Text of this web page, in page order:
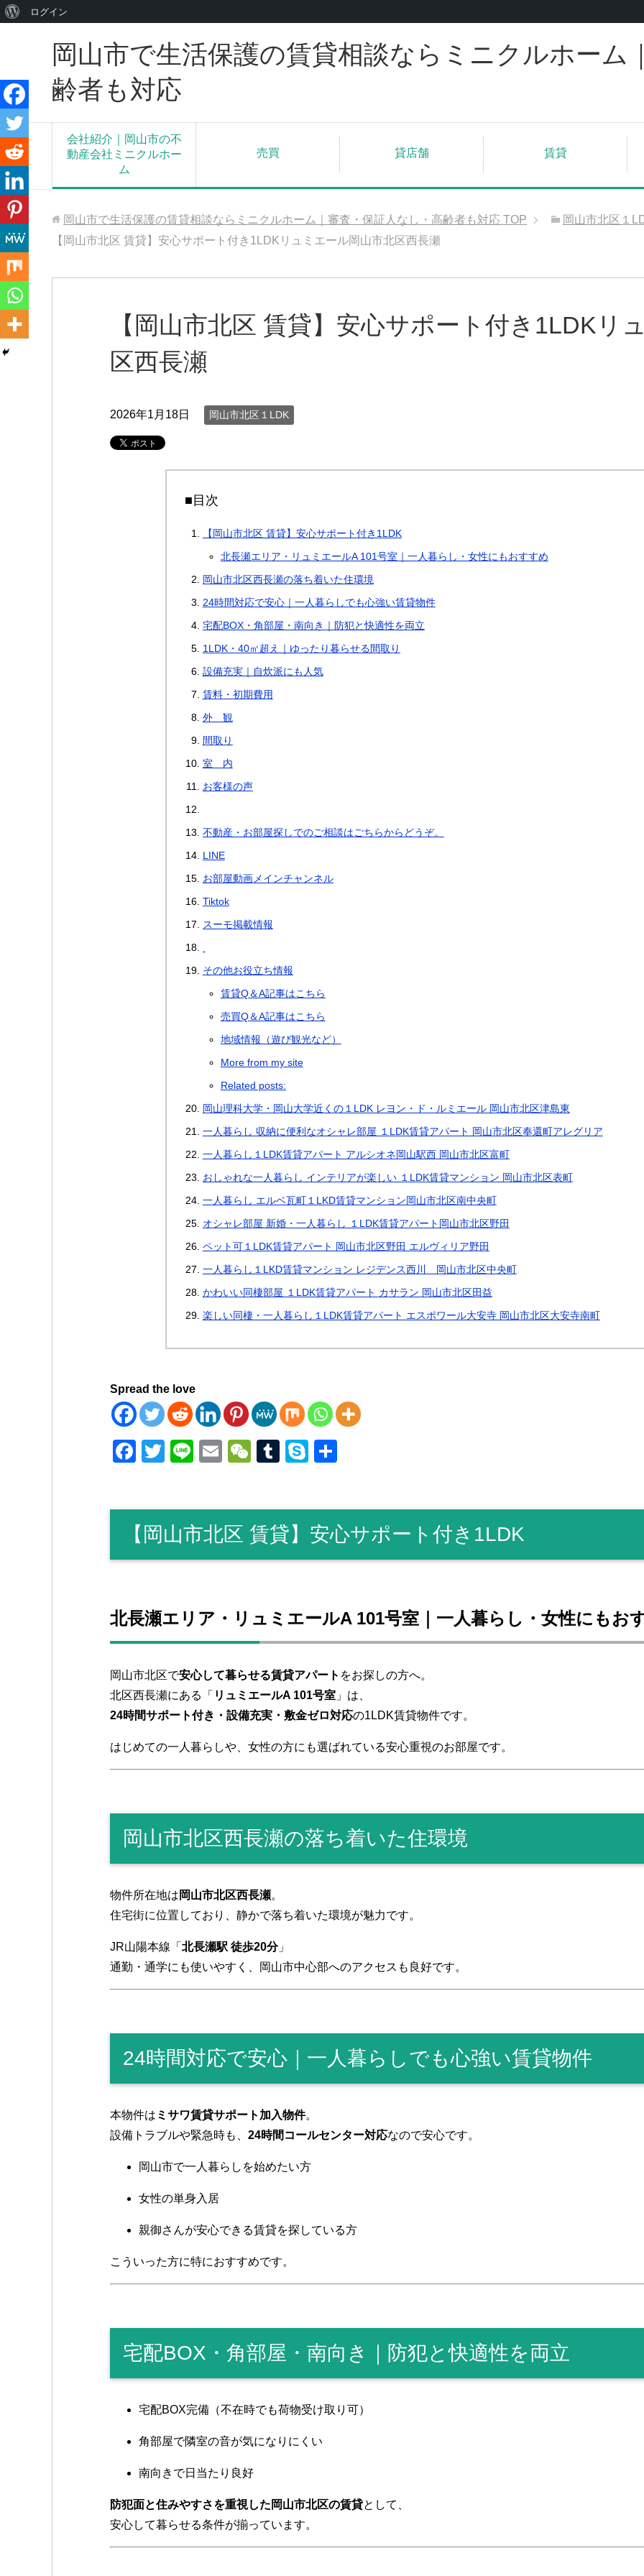
岡山市で生活保護の賃貸相談ならミニクルホーム
齢者も対応
会社紹介｜岡山市の不
動産会社ミニクルホー
ム
売買 貸店舗 賃貸
岡山市で生活保護の賃貸相談ならミニクルホーム｜審査・保証人なし・高齢者も対応 TOP
岡山市北区１
【岡山市北区 賃貸】安心サポート付き1LDKリュミエール岡山市北区西長瀬
【岡山市北区 賃貸】安心サポート付き1LDKリ
区西長瀬
2026年1月18日 岡山市北区１LDK
■目次
【岡山市北区 賃貸】安心サポート付き1LDK
北長瀬エリア・リュミエールA 101号室｜一人暮らし・女性にもおすすめ
岡山市北区西長瀬の落ち着いた住環境
24時間対応で安心｜一人暮らしでも心強い賃貸物件
宅配BOX・角部屋・南向き｜防犯と快適性を両立
1LDK・40㎡超え｜ゆったり暮らせる間取り
設備充実｜自炊派にも人気
賃料・初期費用
外 観
間取り
室 内
お客様の声
不動産・お部屋探しでのご相談はごちらからどうぞ。
LINE
お部屋動画メインチャンネル
Tiktok
スーモ掲載情報
その他お役立ち情報
賃貸Q＆A記事はこちら
売買Q＆A記事はこちら
地域情報（遊び観光など）
More from my site
Related posts:
岡山理科大学・岡山大学近くの１LDK レヨン・ド・ルミエール 岡山市北区津島東
一人暮らし 収納に便利なオシャレ部屋 １LDK賃貸アパート 岡山市北区奉還町アレグリア
一人暮らし１LDK賃貸アパート アルシオネ岡山駅西 岡山市北区富町
おしゃれな一人暮らし インテリアが楽しい １LDK賃貸マンション 岡山市北区表町
一人暮らし エルベ瓦町１LKD賃貸マンション岡山市北区南中央町
オシャレ部屋 新婚・一人暮らし １LDK賃貸アパート岡山市北区野田
ペット可１LDK賃貸アパート 岡山市北区野田 エルヴィリア野田
一人暮らし１LKD賃貸マンション レジデンス西川 岡山市北区中央町
かわいい同棲部屋 １LDK賃貸アパート カサラン 岡山市北区田益
楽しい同棲・一人暮らし１LDK賃貸アパート エスポワール大安寺 岡山市北区大安寺南町
Spread the love
F
e
b
o
k
T
er
Li
E
W
h
at
T
bl
r
S
e
【岡山市北区 賃貸】安心サポート付き1LDK
北長瀬エリア・リュミエールA 101号室｜一人暮らし・女性にもお
岡山市北区で安心して暮らせる賃貸アパート をお探しの方へ。
北区西長瀬にある「 リュミエールA 101号室 」は、
24時間サポート付き・設備充実・敷金ゼロ対応の1LDK賃貸物件です。
はじめての一人暮らしや、女性の方にも選ばれている安心重視のお部屋です。
岡山市北区西長瀬の落ち着いた住環境
物件所在地は 岡山市北区西長瀬。
住宅街に位置しており、静かで落ち着いた環境が魅力です。
JR山陽本線「 北長瀬駅 徒歩20分」
通勤・通学にも使いやすく、岡山市中心部へのアクセスも良好です。
24時間対応で安心｜一人暮らしでも心強い賃貸物件
本物件は ミサワ賃貸サポート加入物件。
設備トラブルや緊急時も、 24時間コールセンター対応なので安心です。
岡山市で一人暮らしを始めたい方
女性の単身入居
親御さんが安心できる賃貸を探している方
こういった方に特におすすめです。
宅配BOX・角部屋・南向き｜防犯と快適性を両立
宅配BOX完備（不在時でも荷物受け取り可）
角部屋で隣室の音が気になりにくい
南向きで日当たり良好
防犯面と住みやすさを重視した岡山市北区の賃貸として、
安心して暮らせる条件が揃っています。
WordPress
い
て
ログイン